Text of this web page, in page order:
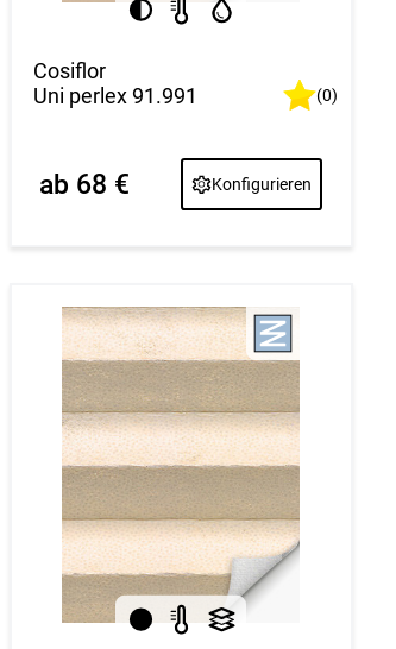
Cosiflor
Uni perlex 91.991
(0)
Konfigurieren
ab 68 €